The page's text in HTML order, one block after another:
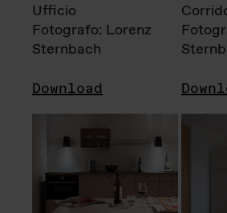
Ufficio
Fotografo: Lorenz
Sternbach
Download